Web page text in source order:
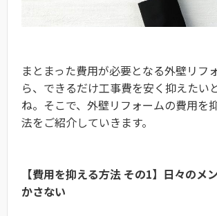
まとまった費用が必要となる外壁リフ
ら、できるだけ工事費を安く抑えたい
ね。そこで、外壁リフォームの費用を
法をご紹介していきます。
【費用を抑える方法 その1】日々のメ
かさない